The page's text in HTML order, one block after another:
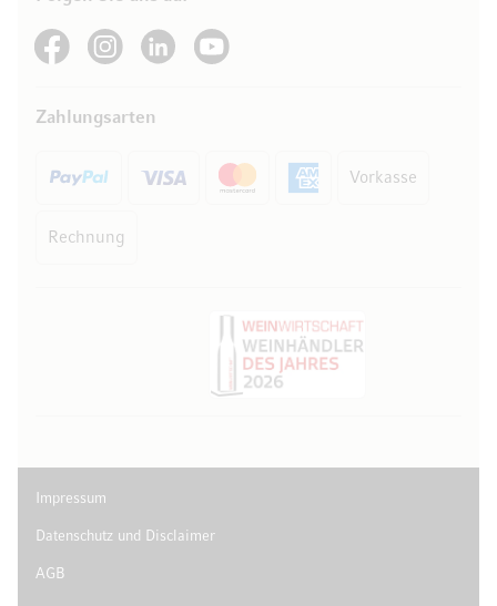
See our FacebookSee our Instagram account
See our LinkedInSee our YouTube channel
Zahlungsarten
Vorkasse
Rechnung
Impressum
Datenschutz und Disclaimer
AGB